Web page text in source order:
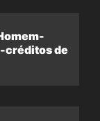
créditos de